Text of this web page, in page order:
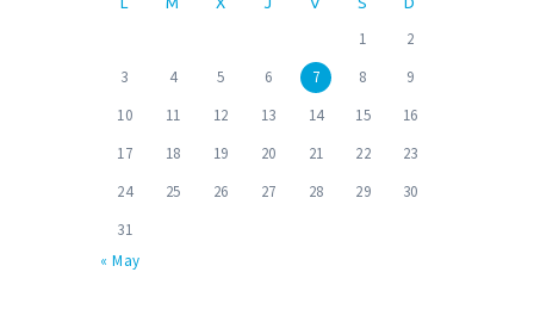
1
2
3
4 5 6 7 8
9
10
11 12 13 14 15
16
17
18 19 20 21 22
23
24
25 26 27 28 29
30
31
« May